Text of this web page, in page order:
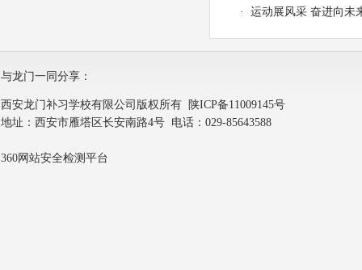
·
运动展风采 奋进向未
与龙门一同分享：
西安龙门补习学校有限公司版权所有
陕ICP备11009145号
地址：西安市雁塔区长安南路4号 电话：029-85643588
360网站安全检测平台